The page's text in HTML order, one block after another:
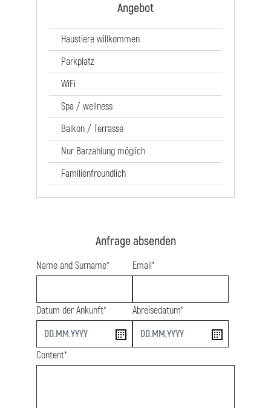
Angebot
Haustiere willkommen
Parkplatz
WiFi
Spa / wellness
Balkon / Terrasse
Nur Barzahlung möglich
Familienfreundlich
Anfrage absenden
Name and Surname* Email*
Datum der Ankunft*
start
Abreisedatum*
end
Content*